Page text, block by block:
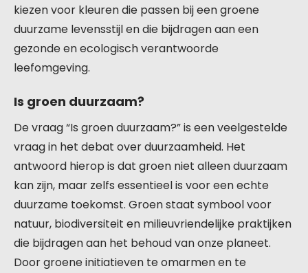
kiezen voor kleuren die passen bij een groene
duurzame levensstijl en die bijdragen aan een
gezonde en ecologisch verantwoorde
leefomgeving.
Is groen duurzaam?
De vraag “Is groen duurzaam?” is een veelgestelde
vraag in het debat over duurzaamheid. Het
antwoord hierop is dat groen niet alleen duurzaam
kan zijn, maar zelfs essentieel is voor een echte
duurzame toekomst. Groen staat symbool voor
natuur, biodiversiteit en milieuvriendelijke praktijken
die bijdragen aan het behoud van onze planeet.
Door groene initiatieven te omarmen en te